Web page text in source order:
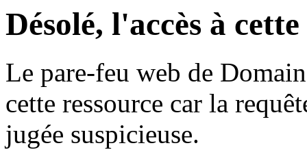
Désolé, l'accès à
Le pare-feu web de
cette ressource car la
jugée suspicieuse.